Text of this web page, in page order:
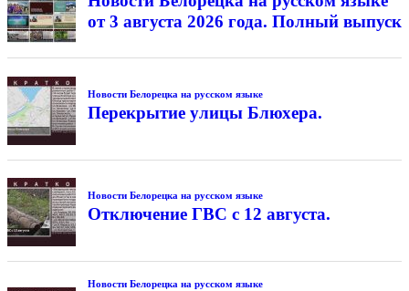
от 3 августа 2026 года. Полный выпуск
Новости Белорецка на русском языке
Перекрытие улицы Блюхера.
Новости Белорецка на русском языке
Отключение ГВС с 12 августа.
Новости Белорецка на русском языке